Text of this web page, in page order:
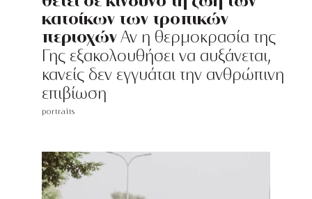
κατοίκων των τροπικών
περιοχώνΑν η θερμοκρασία της
Γης εξακολουθήσει να αυξάνεται,
κανείς δεν εγγυάται την ανθρώπινη
επιβίωση
portraits